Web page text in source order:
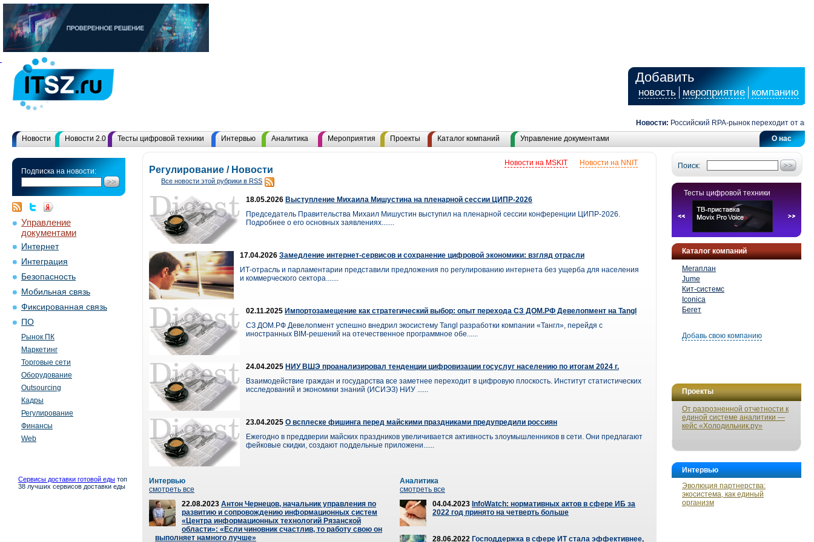
Добавить
новость мероприятие компанию
Новости: Российский RPA-рынок переходит от
О нас
Новости Новости 2.0 Тесты цифровой техники Интервью Аналитика Мероприятия Проекты Каталог компаний Управление документами
Подписка на новости:
Управление
документами
Интернет
Интеграция
Безопасность
Мобильная связь
Фиксированная связь
ПО
Рынок ПК
Маркетинг
Торговые сети
Оборудование
Outsourcing
Кадры
Регулирование
Финансы
Web
Сервисы доставки готовой еды топ
38 лучших сервисов доставки еды
Поиск:
Тесты цифровой техники
Каталог компаний
Мегаплан
Jume
Кит-системс
Iconica
Бегет
Добавь свою компанию
Проекты
От разрозненной отчетности к
единой системе аналитики —
кейс «Холодильник.ру»
Интервью
Эволюция партнерства:
экосистема, как единый
организм
Новости на NNIT
Новости на MSKIT
Регулирование / Новости
Все новости этой рубрики в RSS
18.05.2026 Выступление Михаила Мишустина на пленарной сессии ЦИПР-2026
Председатель Правительства Михаил Мишустин выступил на пленарной сессии конференции ЦИПР-2026.
Подробнее о его основных заявлениях.......
17.04.2026 Замедление интернет-сервисов и сохранение цифровой экономики: взгляд отрасли
ИТ-отрасль и парламентарии представили предложения по регулированию интернета без ущерба для населения
и коммерческого сектора.......
02.11.2025 Импортозамещение как стратегический выбор: опыт перехода СЗ ДОМ.РФ Девелопмент на Tangl
СЗ ДОМ.РФ Девелопмент успешно внедрил экосистему Tangl разработки компании «Тангл», перейдя с
иностранных BIM-решений на отечественное программное обе......
24.04.2025 НИУ ВШЭ проанализировал тенденции цифровизации госуслуг населению по итогам 2024 г.
Взаимодействие граждан и государства все заметнее переходит в цифровую плоскость. Институт статистических
исследований и экономики знаний (ИСИЭЗ) НИУ ......
23.04.2025 О всплеске фишинга перед майскими праздниками предупредили россиян
Ежегодно в преддверии майских праздников увеличивается активность злоумышленников в сети. Они предлагают
фейковые скидки, создают поддельные приложени......
Интервью
смотреть все
22.08.2023 Антон Чернецов, начальник управления по
развитию и сопровождению информационных систем
«Центра информационных технологий Рязанской
области»: «Если чиновник счастлив, то работу свою он
выполняет намного лучше»
Аналитика
смотреть все
04.04.2023 InfoWatch: нормативных актов в сфере ИБ за
2022 год принято на четверть больше
28.06.2022 Господдержка в сфере ИТ стала эффективнее,